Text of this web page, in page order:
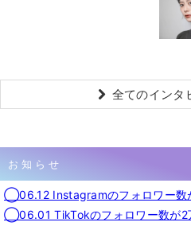
全てのインタ
お知らせ
◯06.12 Instagramのフォロワー数
◯06.01 TikTokのフォロワー数が2